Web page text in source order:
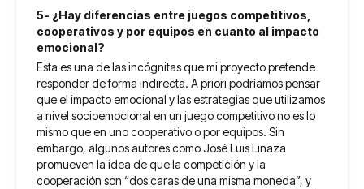
5- ¿Hay diferencias entre juegos competitivos,
cooperativos y por equipos en cuanto al impacto
emocional?
Esta es una de las incógnitas que mi proyecto pretende
responder de forma indirecta. A priori podríamos pensar
que el impacto emocional y las estrategias que utilizamos
a nivel socioemocional en un juego competitivo no es lo
mismo que en uno cooperativo o por equipos. Sin
embargo, algunos autores como José Luis Linaza
promueven la idea de que la competición y la
cooperación son “dos caras de una misma moneda”, y